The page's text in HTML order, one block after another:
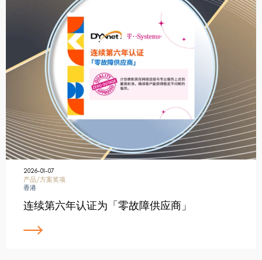
2026-01-07
产品/方案奖项
香港
连续第六年认证为「零故障供应商」